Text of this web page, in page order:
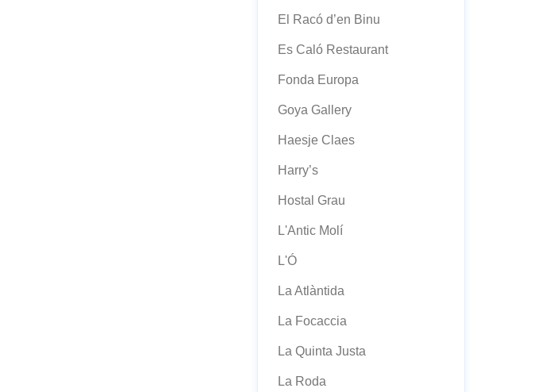
El Racó d’en Binu
Es Caló Restaurant
Fonda Europa
Goya Gallery
Haesje Claes
Harry’s
Hostal Grau
L'Antic Molí
L'Ó
La Atlàntida
La Focaccia
La Quinta Justa
La Roda